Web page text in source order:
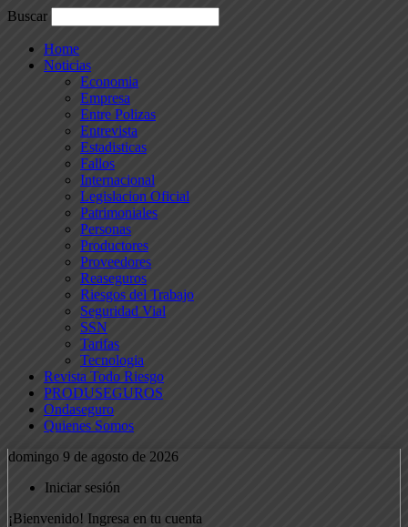
Buscar
Home
Noticias
Economia
Empresa
Entre Polizas
Entrevista
Estadisticas
Fallos
Internacional
Legislacion Oficial
Patrimoniales
Personas
Productores
Proveedores
Reaseguros
Riesgos del Trabajo
Seguridad Vial
SSN
Tarifas
Tecnologia
Revista Todo Riesgo
PRODUSEGUROS
Ondaseguro
Quienes Somos
domingo 9 de agosto de 2026
Iniciar sesión
¡Bienvenido! Ingresa en tu cuenta